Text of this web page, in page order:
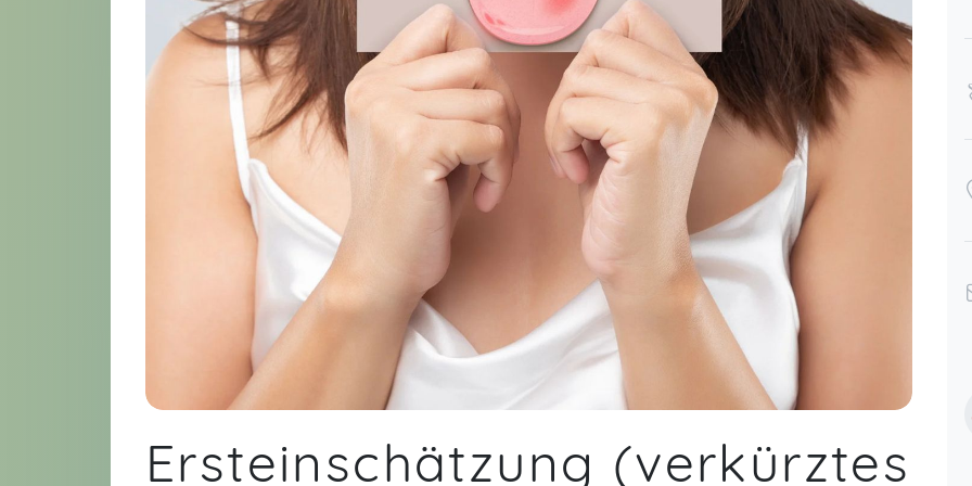
Ersteinschätzung (verkürztes